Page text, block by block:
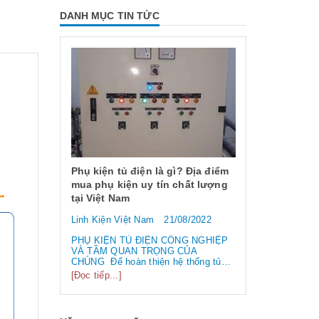
DANH MỤC TIN TỨC
và các
từ” và
số
liên tục.
hỏng
Phụ kiện tủ điện là gì? Địa điểm
mua phụ kiện uy tín chất lượng
tại Việt Nam
Linh Kiện Việt Nam
21/08/2022
PHỤ KIỆN TỦ ĐIỆN CÔNG NGHIỆP
VÀ TẦM QUAN TRỌNG CỦA
CHÚNG Để hoàn thiện hệ thống tủ
điện công nghiệp thì ngoài vỏ tủ điện,
bạn cần phải sử dụng đến rất nhiều
linh kiện tủ điện công nghiệp khác
công nghiệp bao gồm những gì?
[Đọc tiếp...]